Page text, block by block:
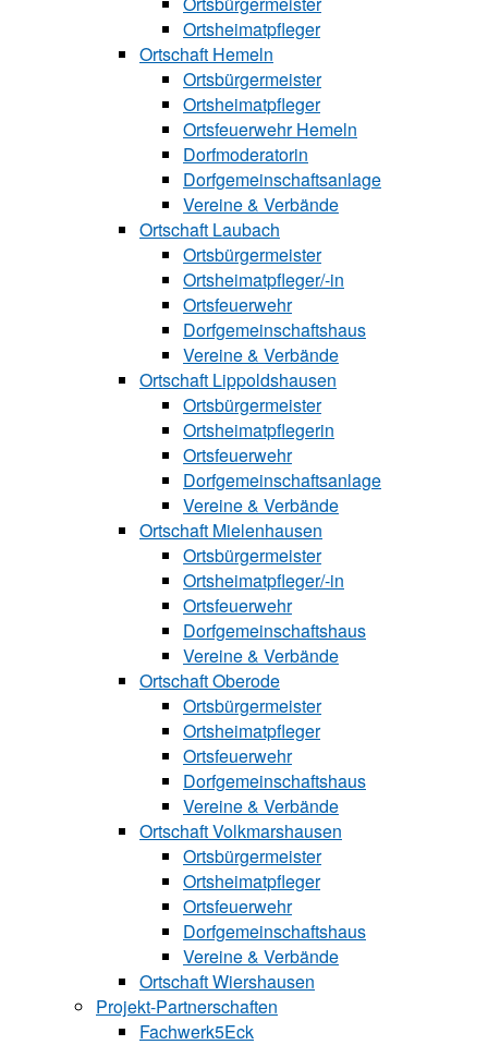
Ortsheimatpfleger
Ortschaft Hemeln
Ortsbürgermeister
Ortsheimatpfleger
Ortsfeuerwehr Hemeln
Dorfmoderatorin
Dorfgemeinschaftsanlage
Vereine & Verbände
Ortschaft Laubach
Ortsbürgermeister
Ortsheimatpfle‍ger/-in
Ortsfeuerwehr
Dorfgemeinschaftshaus
Vereine & Verbände
Ortschaft Lip‍polds‍hau‍sen
Ortsbürgermeister
Ortsheimatpflegerin
Ortsfeuerwehr
Dorfgemeinschaftsanlage
Vereine & Verbände
Ortschaft Mielenhausen
Ortsbürgermeister
Ortsheimatpfle‍‍ger/-in
Ortsfeuerwehr
Dorfgemeinschaftshaus
Vereine & Verbände
Ortschaft Oberode
Ortsbürgermeister
Ortsheimatpfle‍ger
Ortsfeuerwehr
Dorfgemeinschaftshaus
Vereine & Verbände
Ortschaft Volk‍mars‍hau‍sen
Ortsbürgermeister
Ortsheimatpfleger
Ortsfeuerwehr
Dorfgemeinschaftshaus
Vereine & Verbände
Ortschaft Wiershausen
Projekt-Partnerschaften
Fachwerk5Eck